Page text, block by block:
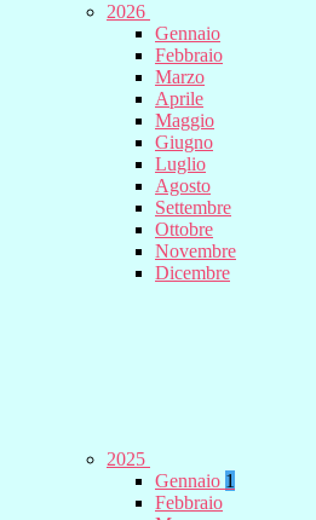
2026
Gennaio
Febbraio
Marzo
Aprile
Maggio
Giugno
Luglio
Agosto
Settembre
Ottobre
Novembre
Dicembre
2025
Gennaio 1
Febbraio